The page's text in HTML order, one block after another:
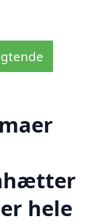
hele